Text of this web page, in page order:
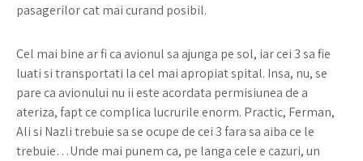
pasagerilor cat mai curand posibil.
Cel mai bine ar fi ca avionul sa ajunga pe sol, iar cei 3 sa fie
luati si transportati la cel mai apropiat spital. Insa, nu, se
pare ca avionului nu ii este acordata permisiunea de a
ateriza, fapt ce complica lucrurile enorm. Practic, Ferman,
Ali si Nazli trebuie sa se ocupe de cei 3 fara sa aiba ce le
trebuie…Unde mai punem ca, pe langa cele e cazuri, un